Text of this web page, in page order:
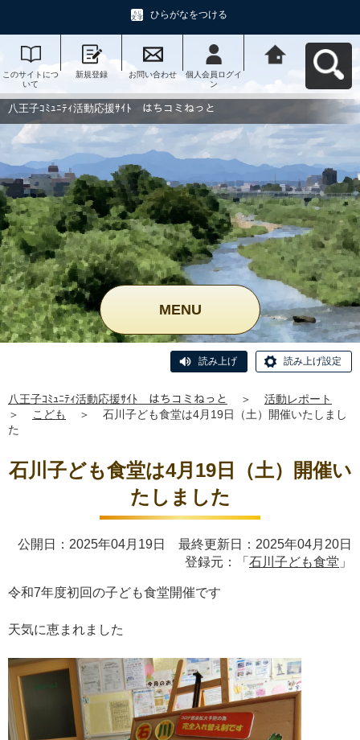
ひらがなをつける
このサイトにつ
いて
新規登録 お問い合わせ
個人会員ログイ
ン
動応援ｻｲﾄ はち
コミねっとへ戻
八王子ｺﾐｭﾆﾃｨ活動応援ｻｲﾄ はちコミねっと
MENU
読み上げ 読み上げ設定
八王子ｺﾐｭﾆﾃｨ活動応援ｻｲﾄ はちコミねっと ＞
活動レポート
＞
こども ＞
石川子ども食堂は4月19日（土）開催いたしまし
た
石川子ども食堂は4月19日（土）開催い
たしました
公開日：2025年04月19日 最終更新日：2025年04月20日
登録元：「 石川子ども食堂 」
令和7年度初回の子ども食堂開催です
天気に恵まれました